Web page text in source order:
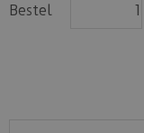
Bestel